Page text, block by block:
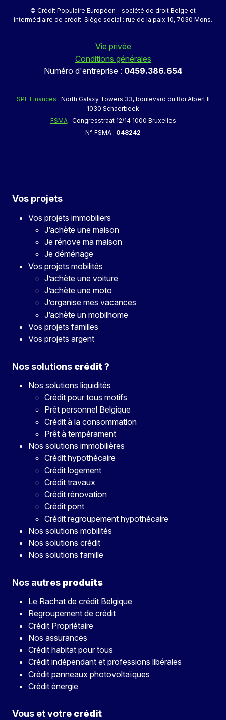
© Crédit Populaire Européen - société de droit Belge et
intermédiaire de crédit. Siège social : rue de la paix 10, 7030 Mons.
Vie privée
Conditions générales
Numéro d'entreprise : 0459.386.654
SPF Finances : North Galaxy Towers 33, boulevard du Roi Albert II
1030 Schaerbeek
FSMA: Congresstraat 12/14 1000 Bruxelles
N° FSMA : 048242
Vos projets
Vos projets immobiliers
J’achète une maison
Je rénove ma maison
Je déménage
Vos projets mobilités
J’achète une voiture
J’achète une moto
J’organise mes vacances
J’achète un mobilhome
Vos projets familles
Vos projets argent
Nos solutions crédit?
Nos solutions liquidités
Crédit pour tous motifs
Prêt personnel Belgique
Crédit à la consommation
Prêt à tempérament
Nos solutions immobilières
Crédit hypothécaire
Crédit logement
Crédit travaux
Crédit rénovation
Crédit pont
Crédit regroupement hypothécaire
Nos solutions mobilités
Nos solutions crédit
Nos solutions famille
Nos autres produits
Le Rachat de crédit Belgique
Regroupement de crédit
Crédit Propriétaire
Nos assurances
Crédit habitat pour tous
Crédit indépendant et professions libérales
Crédit panneaux photovoltaïques
Crédit énergie
Vous et votre crédit